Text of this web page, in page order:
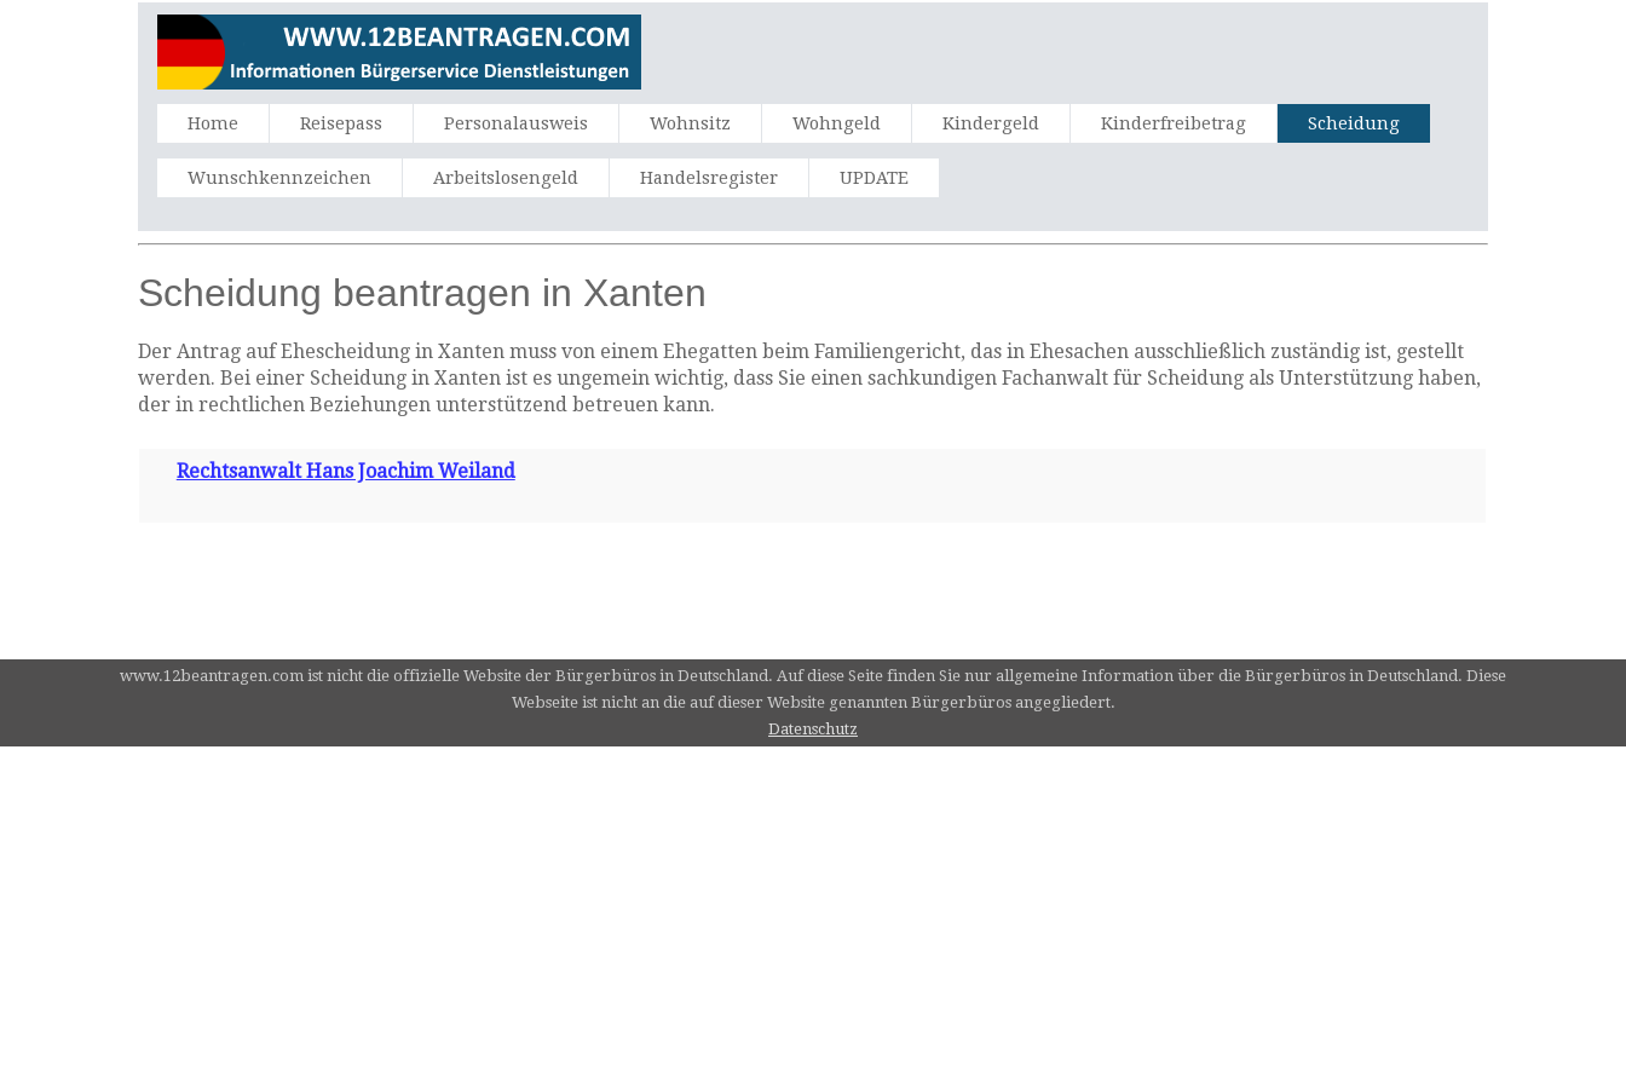
Home Reisepass Personalausweis Wohnsitz Wohngeld Kindergeld Kinderfreibetrag Scheidung
Wunschkennzeichen Arbeitslosengeld Handelsregister UPDATE
Scheidung beantragen in Xanten
Der Antrag auf Ehescheidung in Xanten muss von einem Ehegatten beim Familiengericht, das in Ehesachen ausschließlich zuständig ist, gestellt
werden. Bei einer Scheidung in Xanten ist es ungemein wichtig, dass Sie einen sachkundigen Fachanwalt für Scheidung als Unterstützung haben,
der in rechtlichen Beziehungen unterstützend betreuen kann.
Rechtsanwalt Hans Joachim Weiland
www.12beantragen.com ist nicht die offizielle Website der Bürgerbüros in Deutschland. Auf diese Seite finden Sie nur allgemeine Information über die Bürgerbüros in Deutschland. Diese
Webseite ist nicht an die auf dieser Website genannten Bürgerbüros angegliedert.
Datenschutz